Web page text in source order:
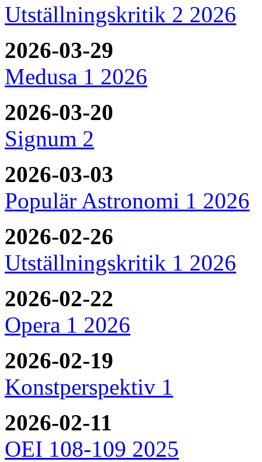
Utställningskritik 2 2026
2026-03-29
Medusa 1 2026
2026-03-20
Signum 2
2026-03-03
Populär Astronomi 1 2026
2026-02-26
Utställningskritik 1 2026
2026-02-22
Opera 1 2026
2026-02-19
Konstperspektiv 1
2026-02-11
OEI 108-109 2025